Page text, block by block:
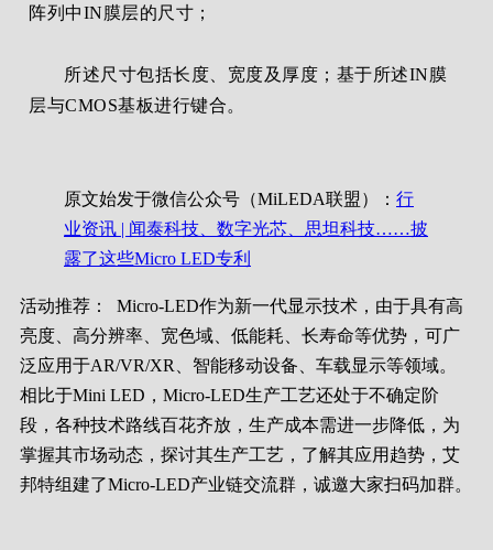
阵列中IN膜层的尺寸；
所述尺寸包括长度、宽度及厚度；基于所述IN膜
层与CMOS基板进行键合。
原文始发于微信公众号（MiLEDA联盟）： 行
业资讯 | 闻泰科技、数字光芯、思坦科技……披
露了这些Micro LED专利
活动推荐：
Micro-LED作为新一代显示技术，由于具有高
亮度、高分辨率、宽色域、低能耗、长寿命等优势，可广
泛应用于AR/VR/XR、智能移动设备、车载显示等领域。
相比于Mini LED，Micro-LED生产工艺还处于不确定阶
段，各种技术路线百花齐放，生产成本需进一步降低，为
掌握其市场动态，探讨其生产工艺，了解其应用趋势，艾
邦特组建了Micro-LED产业链交流群，诚邀大家扫码加群。